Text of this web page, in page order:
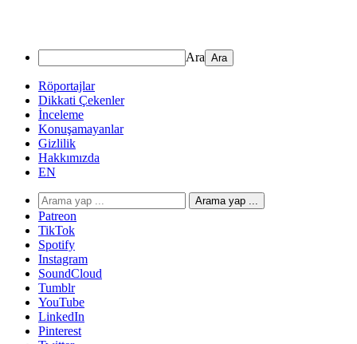
Ara
Röportajlar
Dikkati Çekenler
İnceleme
Konuşamayanlar
Gizlilik
Hakkımızda
EN
Arama yap ...
Patreon
TikTok
Spotify
Instagram
SoundCloud
Tumblr
YouTube
LinkedIn
Pinterest